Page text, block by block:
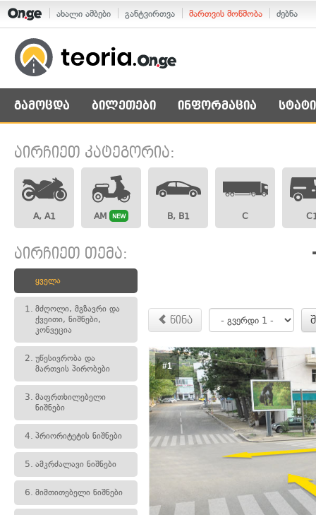
ახალი ამბები განტვირთვა მართვის მოწმობა ძებნა
გამოცდა ბილეთები ინფორმაცია
აირჩიეთ კატეგორია:
A, A1 AM NEW B, B1 C
აირჩიეთ თემა:
ყველა
1. მძღოლი, მგზავრი და
ქვეითი, ნიშნები,
კონვეცია
2. უწესივრობა და
მართვის პირობები
3. მაფრთხილებელი
ნიშნები
4. პრიორიტეტის ნიშნები
5. ამკრძალავი ნიშნები
6. მიმთითებელი ნიშნები
წინა
#1